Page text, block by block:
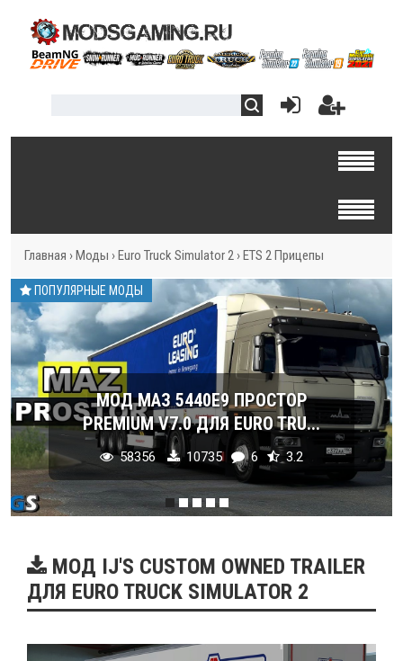
Главная › Моды › Euro Truck Simulator 2 › ETS 2 Прицепы
ПОПУЛЯРНЫЕ МОДЫ
МОД МАЗ 5440E9 ПРОСТОР
PREMIUM V7.0 ДЛЯ EURO TRU...
58356 10735 6 3.2
МОД IJ'S CUSTOM OWNED TRAILER
ДЛЯ EURO TRUCK SIMULATOR 2